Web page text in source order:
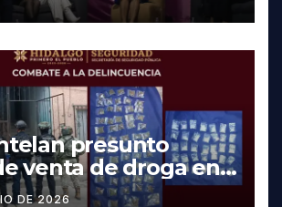
presunto
venta de droga en
hay dos detenidos
DE 2026